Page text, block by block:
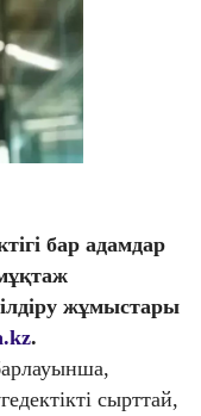
бар адамдар
жұмыстары
.
сырттай,